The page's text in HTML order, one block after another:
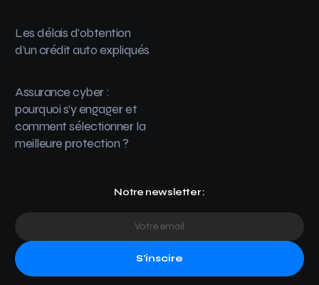
Les délais d’obtention
d’un crédit auto expliqués
Assurance cyber :
pourquoi s’y engager et
comment sélectionner la
meilleure protection ?
Notre newsletter :
S'inscire